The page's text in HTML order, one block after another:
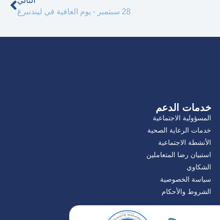
28 سبتمبر - يوم العافية في ليندنبرغ
خدمات الدعم
المسؤولية الاجتماعية
خدمات الرعاية الصحية
الأنشطة الاجتماعية
استبيان رضا المتعاملين
الشكاوي
سياسة الخصوصية
الشروط والأحكام